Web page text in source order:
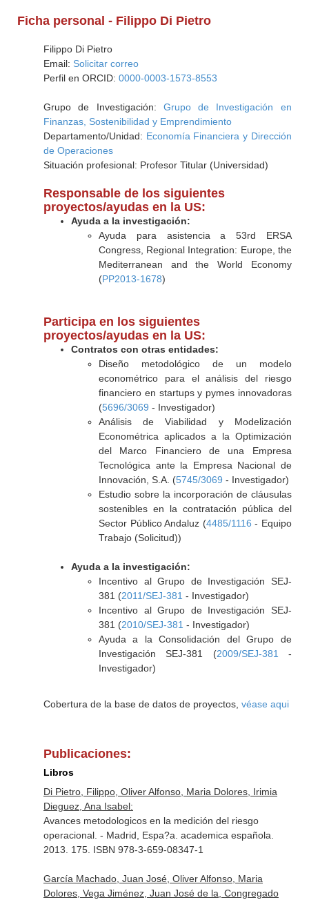
Ficha personal - Filippo Di Pietro
Filippo Di Pietro
Email: Solicitar correo
Perfil en ORCID: 0000-0003-1573-8553
Grupo de Investigación: Grupo de Investigación en
Finanzas, Sostenibilidad y Emprendimiento
Departamento/Unidad: Economía Financiera y Dirección
de Operaciones
Situación profesional: Profesor Titular (Universidad)
Responsable de los siguientes
proyectos/ayudas en la US:
Ayuda a la investigación:
Ayuda para asistencia a 53rd ERSA
Congress, Regional Integration: Europe, the
Mediterranean and the World Economy
(PP2013-1678)
Participa en los siguientes
proyectos/ayudas en la US:
Contratos con otras entidades:
Diseño metodológico de un modelo
econométrico para el análisis del riesgo
financiero en startups y pymes innovadoras
(5696/3069 - Investigador)
Análisis de Viabilidad y Modelización
Econométrica aplicados a la Optimización
del Marco Financiero de una Empresa
Tecnológica ante la Empresa Nacional de
Innovación, S.A. (5745/3069 - Investigador)
Estudio sobre la incorporación de cláusulas
sostenibles en la contratación pública del
Sector Público Andaluz (4485/1116 - Equipo
Trabajo (Solicitud))
Ayuda a la investigación:
Incentivo al Grupo de Investigación SEJ-
381 (2011/SEJ-381 - Investigador)
Incentivo al Grupo de Investigación SEJ-
381 (2010/SEJ-381 - Investigador)
Ayuda a la Consolidación del Grupo de
Investigación SEJ-381 (2009/SEJ-381
-
Investigador)
Cobertura de la base de datos de proyectos, véase aqui
Publicaciones:
Libros
Di Pietro, Filippo, Oliver Alfonso, Maria Dolores, Irimia
Dieguez, Ana Isabel:
Avances metodologicos en la medición del riesgo
operacional. - Madrid, Espa?a. academica española.
2013. 175. ISBN 978-3-659-08347-1
García Machado, Juan José, Oliver Alfonso, Maria
Dolores, Vega Jiménez, Juan José de la, Congregado